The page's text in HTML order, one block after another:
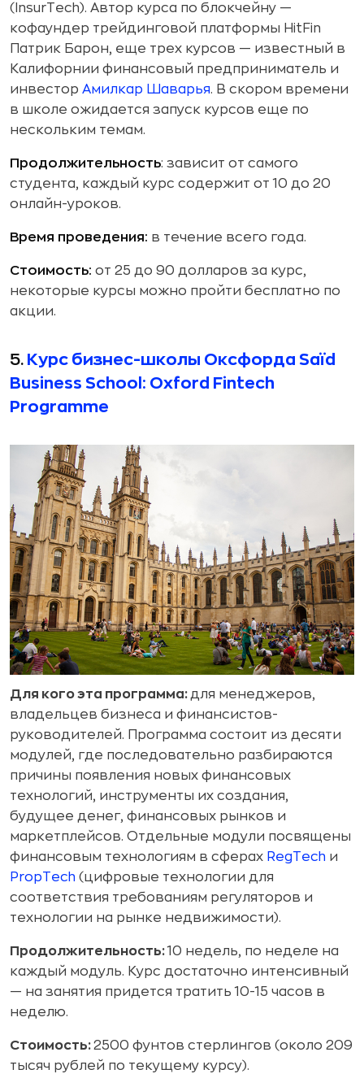
(InsurTech). Автор курса по блокчейну —
кофаундер трейдинговой платформы HitFin
Патрик Барон, еще трех курсов — известный в
Калифорнии финансовый предприниматель и
инвестор Амилкар Шаварья. В скором времени
в школе ожидается запуск курсов еще по
нескольким темам.
Продолжительность: зависит от самого
студента, каждый курс содержит от 10 до 20
онлайн-уроков.
Время проведения: в течение всего года.
Стоимость: от 25 до 90 долларов за курс,
некоторые курсы можно пройти бесплатно по
акции.
5. Курс бизнес-школы Оксфорда Saïd
Business School: Oxford Fintech
Programme
Для кого эта программа: для менеджеров,
владельцев бизнеса и финансистов-
руководителей. Программа состоит из десяти
модулей, где последовательно разбираются
причины появления новых финансовых
технологий, инструменты их создания,
будущее денег, финансовых рынков и
маркетплейсов. Отдельные модули посвящены
финансовым технологиям в сферах RegTech и
PropTech (цифровые технологии для
соответствия требованиям регуляторов и
технологии на рынке недвижимости).
Продолжительность:10 недель, по неделе на
каждый модуль. Курс достаточно интенсивный
— на занятия придется тратить 10-15 часов в
неделю.
Стоимость:2500 фунтов стерлингов (около 209
тысяч рублей по текущему курсу).